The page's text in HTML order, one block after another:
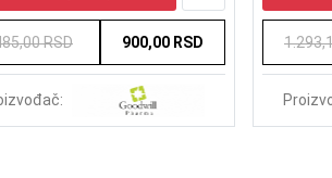
RSD 900,00 RSD